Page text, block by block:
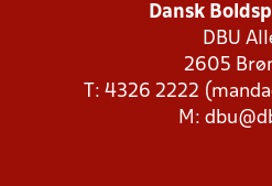
Dansk
DBU
2605
T: 4326 2222
M: